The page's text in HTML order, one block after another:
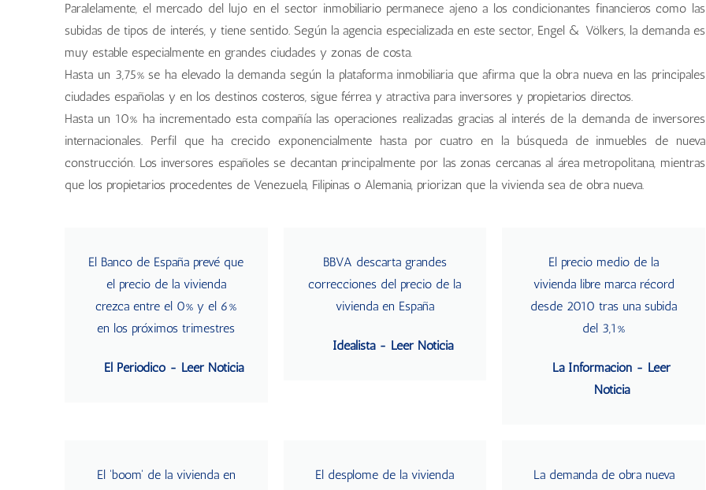
Paralelamente, el mercado del lujo en el sector inmobiliario permanece ajeno a los condicionantes financieros como las
subidas de tipos de interés, y tiene sentido. Según la agencia especializada en este sector, Engel & Völkers, la demanda es
muy estable especialmente en grandes ciudades y zonas de costa.
Hasta un 3,75% se ha elevado la demanda según la plataforma inmobiliaria que afirma que la obra nueva en las principales
ciudades españolas y en los destinos costeros, sigue férrea y atractiva para inversores y propietarios directos.
Hasta un 10% ha incrementado esta compañía las operaciones realizadas gracias al interés de la demanda de inversores
internacionales. Perfil que ha crecido exponencialmente hasta por cuatro en la búsqueda de inmuebles de nueva
construcción. Los inversores españoles se decantan principalmente por las zonas cercanas al área metropolitana, mientras
que los propietarios procedentes de Venezuela, Filipinas o Alemania, priorizan que la vivienda sea de obra nueva.
El Banco de España prevé que
el precio de la vivienda
crezca entre el 0% y el 6%
en los próximos trimestres
El Periódico - Leer Noticia
BBVA descarta grandes
correcciones del precio de la
vivienda en España
Idealista - Leer Noticia
El precio medio de la
vivienda libre marca récord
desde 2010 tras una subida
del 3,1%
La Información - Leer
Noticia
El 'boom' de la vivienda en
El desplome de la vivienda
La demanda de obra nueva